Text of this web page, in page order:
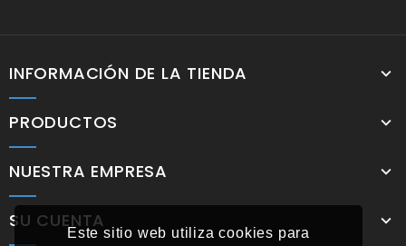
Este sitio web utiliza cookies para
INFORMACIÓN DE LA TIENDA
PRODUCTOS
NUESTRA EMPRESA
SU CUENTA